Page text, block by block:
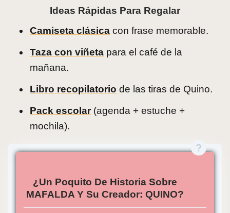
Ideas Rápidas Para Regalar
Camiseta clásica con frase memorable.
Taza con viñeta para el café de la
mañana.
Libro recopilatorio de las tiras de Quino.
Pack escolar(agenda + estuche +
mochila).
¿Un Poquito De Historia Sobre
MAFALDA Y Su Creador: QUINO?